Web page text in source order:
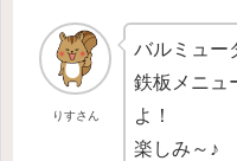
りすさん
バルミュー
鉄板メニュ
よ！
楽しみ～♪